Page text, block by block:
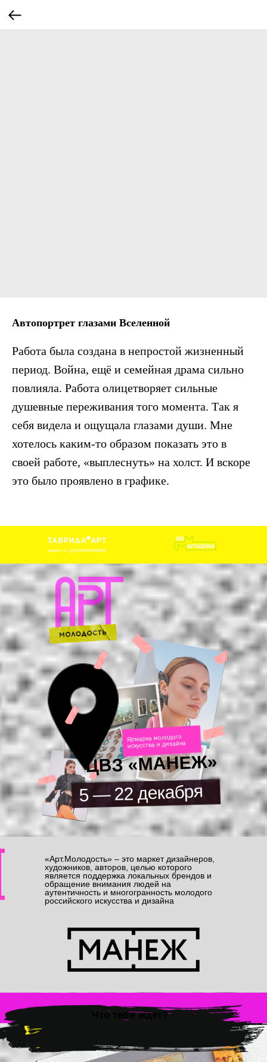
Автопортрет глазами Вселенной
Работа была создана в непростой жизненный
период. Война, ещё и семейная драма сильно
повлияла. Работа олицетворяет сильные
душевные переживания того момента. Так я
себя видела и ощущала глазами души. Мне
хотелось каким-то образом показать это в
своей работе, «выплеснуть» на холст. И вскоре
это было проявлено в графике.
Ярмарка молодого
искусства и дизайна
ЦВЗ «МАНЕЖ»
5 — 22 декабря
«Арт.Молодость» – это маркет дизайнеров,
художников, авторов, целью которого
является поддержка локальных брендов и
обращение внимания людей на
аутентичность и многогранность молодого
российского искусства и дизайна
украшения
декор и предметы интерьера
Что тебя ждет?